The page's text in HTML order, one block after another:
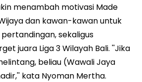
menambah motivasi Made
dan kawan-kawan untuk
sekaligus
juara Liga 3 Wilayah Bali. ''Jika
beliau (Wawali Jaya
kata Nyoman Mertha.